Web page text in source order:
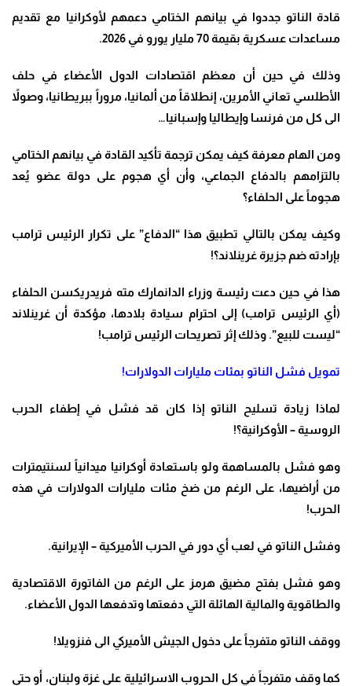
قادة الناتو جددوا في بيانهم الختامي دعمهم لأوكرانيا مع تقديم
مساعدات عسكرية بقيمة 70 مليار يورو في 2026
.
وذلك في حين أن معظم اقتصادات الدول الأعضاء في حلف
الأطلسي تعاني الأمرين، إنطلاقاً من ألمانيا، مروراً ببريطانيا، وصولاً
الى كل من فرنسا وإيطاليا وإسبانيا…
ومن الهام معرفة كيف يمكن ترجمة تأكيد القادة في بيانهم الختامي
بالتزامهم بالدفاع الجماعي، وأن أي هجوم على دولة عضو يُعد
هجوماً على الحلفاء؟
وكيف يمكن بالتالي تطبيق هذا “الدفاع” على تكرار الرئيس ترامب
بإرادته ضم جزيرة غرينلاند؟!
هذا في حين دعت رئيسة وزراء الدانمارك مته فريدريكسن الحلفاء
(أي الرئيس ترامب) إلى احترام سيادة بلادها، مؤكدة أن غرينلاند
“ليست للبيع”. وذلك إثر تصريحات الرئيس ترامب!
تمويل فشل الناتو بمئات مليارات الدولارات!
لماذا زيادة تسليح الناتو إذا كان قد فشل في إطفاء الحرب
الروسية – الأوكرانية؟!
وهو فشل بالمساهمة ولو باستعادة أوكرانيا ميدانياً لسنتيمترات
من أراضيها، على الرغم من ضخ مئات مليارات الدولارات في هذه
الحرب!
وفشل الناتو في لعب أي دور في الحرب الأميركية – الإيرانية.
وهو فشل بفتح مضيق هرمز على الرغم من الفاتورة الاقتصادية
والطاقوية والمالية الهائلة التي دفعتها وتدفعها الدول الأعضاء.
ووقف الناتو متفرجاً على دخول الجيش الأميركي الى فنزويلا!
كما وقف متفرجاً في كل الحروب الاسرائيلية على غزة ولبنان، أو حتى